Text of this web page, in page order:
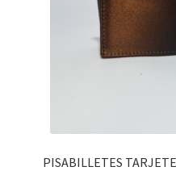
PISABILLETES